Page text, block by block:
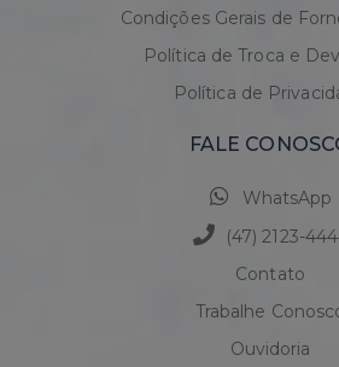
Condições Gerais de
Política de Troca e
Política de
FALE
WhatsApp
(47) 2123-
Contato
Trabalhe
Ouvidoria